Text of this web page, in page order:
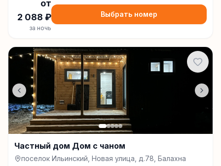
от
2 088 ₽
за ночь
Выбрать номер
Частный дом Дом с чаном
поселок Ильинский, Новая улица, д.78, Балахна